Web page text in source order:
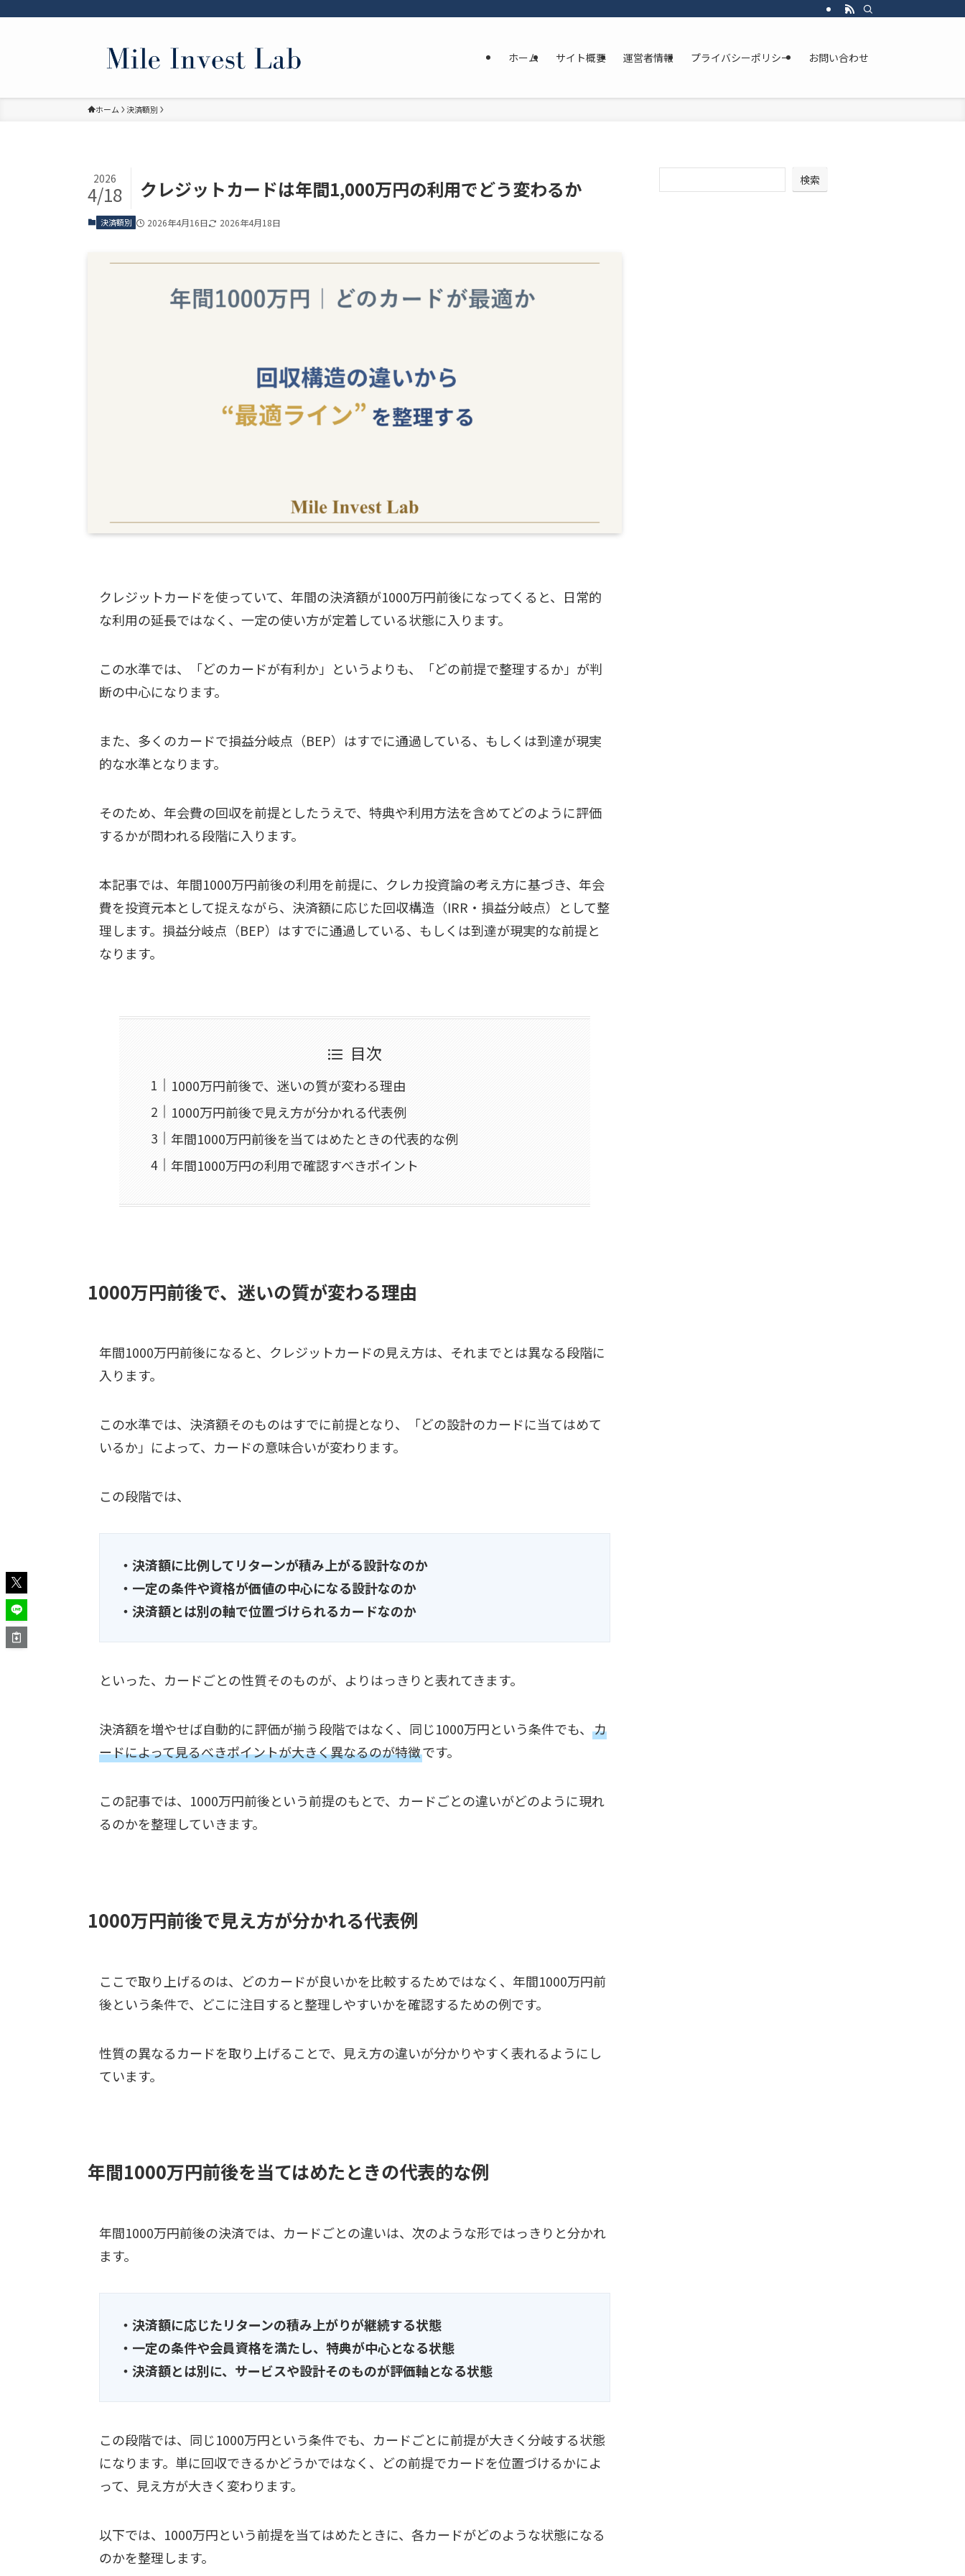
ホーム サイト概要 運営者情報 プライバシーポリシー お問い合わせ
ホーム 決済額別
クレジットカードは年間1,000万円の利用でどう変わるか
2026
4/18
決済額別 2026年4月16日 2026年4月18日
クレジットカードを使っていて、年間の決済額が1000万円前後になってくると、日常的
な利用の延長ではなく、一定の使い方が定着している状態に入ります。
この水準では、「どのカードが有利か」というよりも、「どの前提で整理するか」が判
断の中心になります。
また、多くのカードで損益分岐点（BEP）はすでに通過している、もしくは到達が現実
的な水準となります。
そのため、年会費の回収を前提としたうえで、特典や利用方法を含めてどのように評価
するかが問われる段階に入ります。
本記事では、年間1000万円前後の利用を前提に、クレカ投資論の考え方に基づき、年会
費を投資元本として捉えながら、決済額に応じた回収構造（IRR・損益分岐点）として整
理します。損益分岐点（BEP）はすでに通過している、もしくは到達が現実的な前提と
なります。
目次
1000万円前後で、迷いの質が変わる理由
1000万円前後で見え方が分かれる代表例
年間1000万円前後を当てはめたときの代表的な例
年間1000万円の利用で確認すべきポイント
1000万円前後で、迷いの質が変わる理由
年間1000万円前後になると、クレジットカードの見え方は、それまでとは異なる段階に
入ります。
この水準では、決済額そのものはすでに前提となり、「どの設計のカードに当てはめて
いるか」によって、カードの意味合いが変わります。
この段階では、
・決済額に比例してリターンが積み上がる設計なのか
・一定の条件や資格が価値の中心になる設計なのか
・決済額とは別の軸で位置づけられるカードなのか
といった、カードごとの性質そのものが、よりはっきりと表れてきます。
決済額を増やせば自動的に評価が揃う段階ではなく、同じ1000万円という条件でも、 カ
ードによって見るべきポイントが大きく異なるのが特徴です。
この記事では、1000万円前後という前提のもとで、カードごとの違いがどのように現れ
るのかを整理していきます。
1000万円前後で見え方が分かれる代表例
ここで取り上げるのは、どのカードが良いかを比較するためではなく、年間1000万円前
後という条件で、どこに注目すると整理しやすいかを確認するための例です。
性質の異なるカードを取り上げることで、見え方の違いが分かりやすく表れるようにし
ています。
年間1000万円前後を当てはめたときの代表的な例
年間1000万円前後の決済では、カードごとの違いは、次のような形ではっきりと分かれ
ます。
・決済額に応じたリターンの積み上がりが継続する状態
・一定の条件や会員資格を満たし、特典が中心となる状態
・決済額とは別に、サービスや設計そのものが評価軸となる状態
この段階では、同じ1000万円という条件でも、カードごとに前提が大きく分岐する状態
になります。単に回収できるかどうかではなく、どの前提でカードを位置づけるかによ
って、見え方が大きく変わります。
以下では、1000万円という前提を当てはめたときに、各カードがどのような状態になる
のかを整理します。
検索